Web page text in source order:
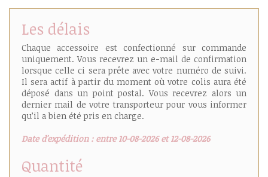
Les délais
Chaque accessoire est confectionné sur commande
uniquement. Vous recevrez un e-mail de confirmation
lorsque celle ci sera prête avec votre numéro de suivi.
Il sera actif à partir du moment où votre colis aura été
déposé dans un point postal. Vous recevrez alors un
dernier mail de votre transporteur pour vous informer
qu’il a bien été pris en charge.
Date d'expédition : entre 10-08-2026 et 12-08-2026
Quantité